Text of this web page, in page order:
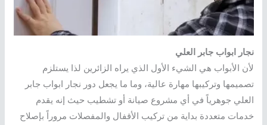
نجار ابواب جابر العلي
لأن الأبواب هي الشيء الأول الذي يراه الزائرين لذا يستلزم
تصميمها وتركيبها مهارة عالية، وما ما يجعل دور نجار ابواب جابر
العلي جوهرياً في أي مشروع صيانة أو تشطيب حيث إنه يقدم
خدمات متعددة بداية من تركيب الأقفال والمفصلات مروراً بإصلاح